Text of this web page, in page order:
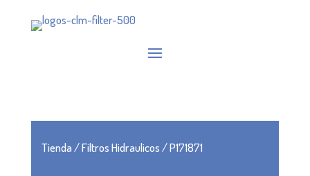
Tienda/Filtros Hidraulicos/ P171871